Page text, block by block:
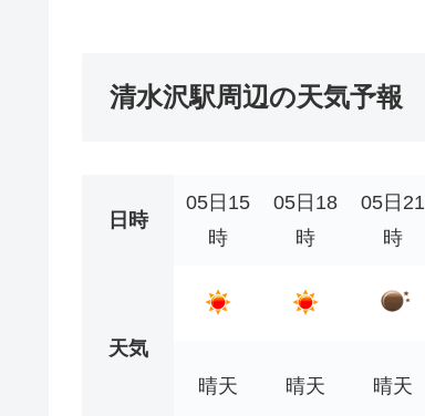
清水沢駅周辺の天気予報
日時
05日15
時
05日18
時
05日21
時
天気
晴天
晴天 晴天